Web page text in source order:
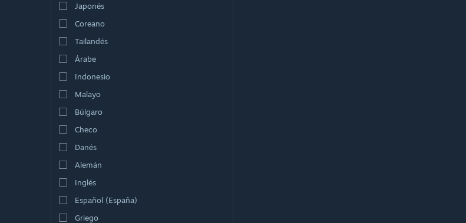
Japonés
Coreano
Tailandés
Árabe
Indonesio
Malayo
Búlgaro
Checo
Danés
Alemán
Inglés
Español (España)
Griego